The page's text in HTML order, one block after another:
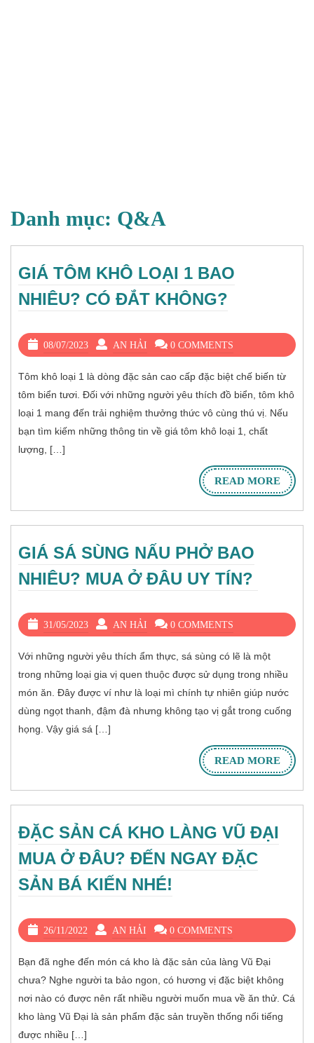
Danh mục: Q&A
GIÁ TÔM KHÔ LOẠI 1 BAO
NHIÊU? CÓ ĐẮT KHÔNG?
08/07/2023 AN HẢI 0 COMMENTS
Tôm khô loại 1 là dòng đặc sản cao cấp đặc biệt chế biến từ
tôm biển tươi. Đối với những người yêu thích đồ biển, tôm khô
loại 1 mang đến trải nghiệm thưởng thức vô cùng thú vị. Nếu
bạn tìm kiếm những thông tin về giá tôm khô loại 1, chất
lượng, […]
READ MORE
GIÁ SÁ SÙNG NẤU PHỞ BAO
NHIÊU? MUA Ở ĐÂU UY TÍN?
31/05/2023 AN HẢI 0 COMMENTS
Với những người yêu thích ẩm thực, sá sùng có lẽ là một
trong những loại gia vị quen thuộc được sử dụng trong nhiều
món ăn. Đây được ví như là loại mì chính tự nhiên giúp nước
dùng ngọt thanh, đậm đà nhưng không tạo vị gắt trong cuống
họng. Vậy giá sá […]
READ MORE
ĐẶC SẢN CÁ KHO LÀNG VŨ ĐẠI
MUA Ở ĐÂU? ĐẾN NGAY ĐẶC
SẢN BÁ KIẾN NHÉ!
26/11/2022 AN HẢI 0 COMMENTS
Bạn đã nghe đến món cá kho là đặc sản của làng Vũ Đại
chưa? Nghe người ta bảo ngon, có hương vị đặc biệt không
nơi nào có được nên rất nhiều người muốn mua về ăn thử. Cá
kho làng Vũ Đại là sản phẩm đặc sản truyền thống nổi tiếng
được nhiều […]